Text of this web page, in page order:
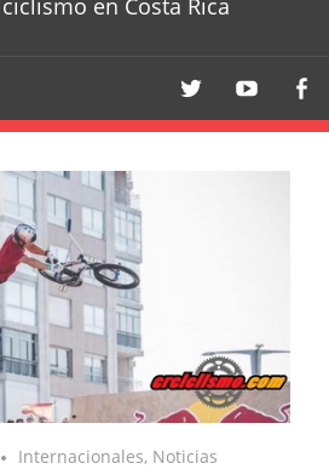
en Costa Rica
Internacionales, Noticias